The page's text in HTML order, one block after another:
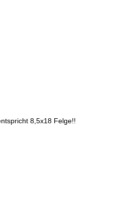
8,5x18 Felge!!